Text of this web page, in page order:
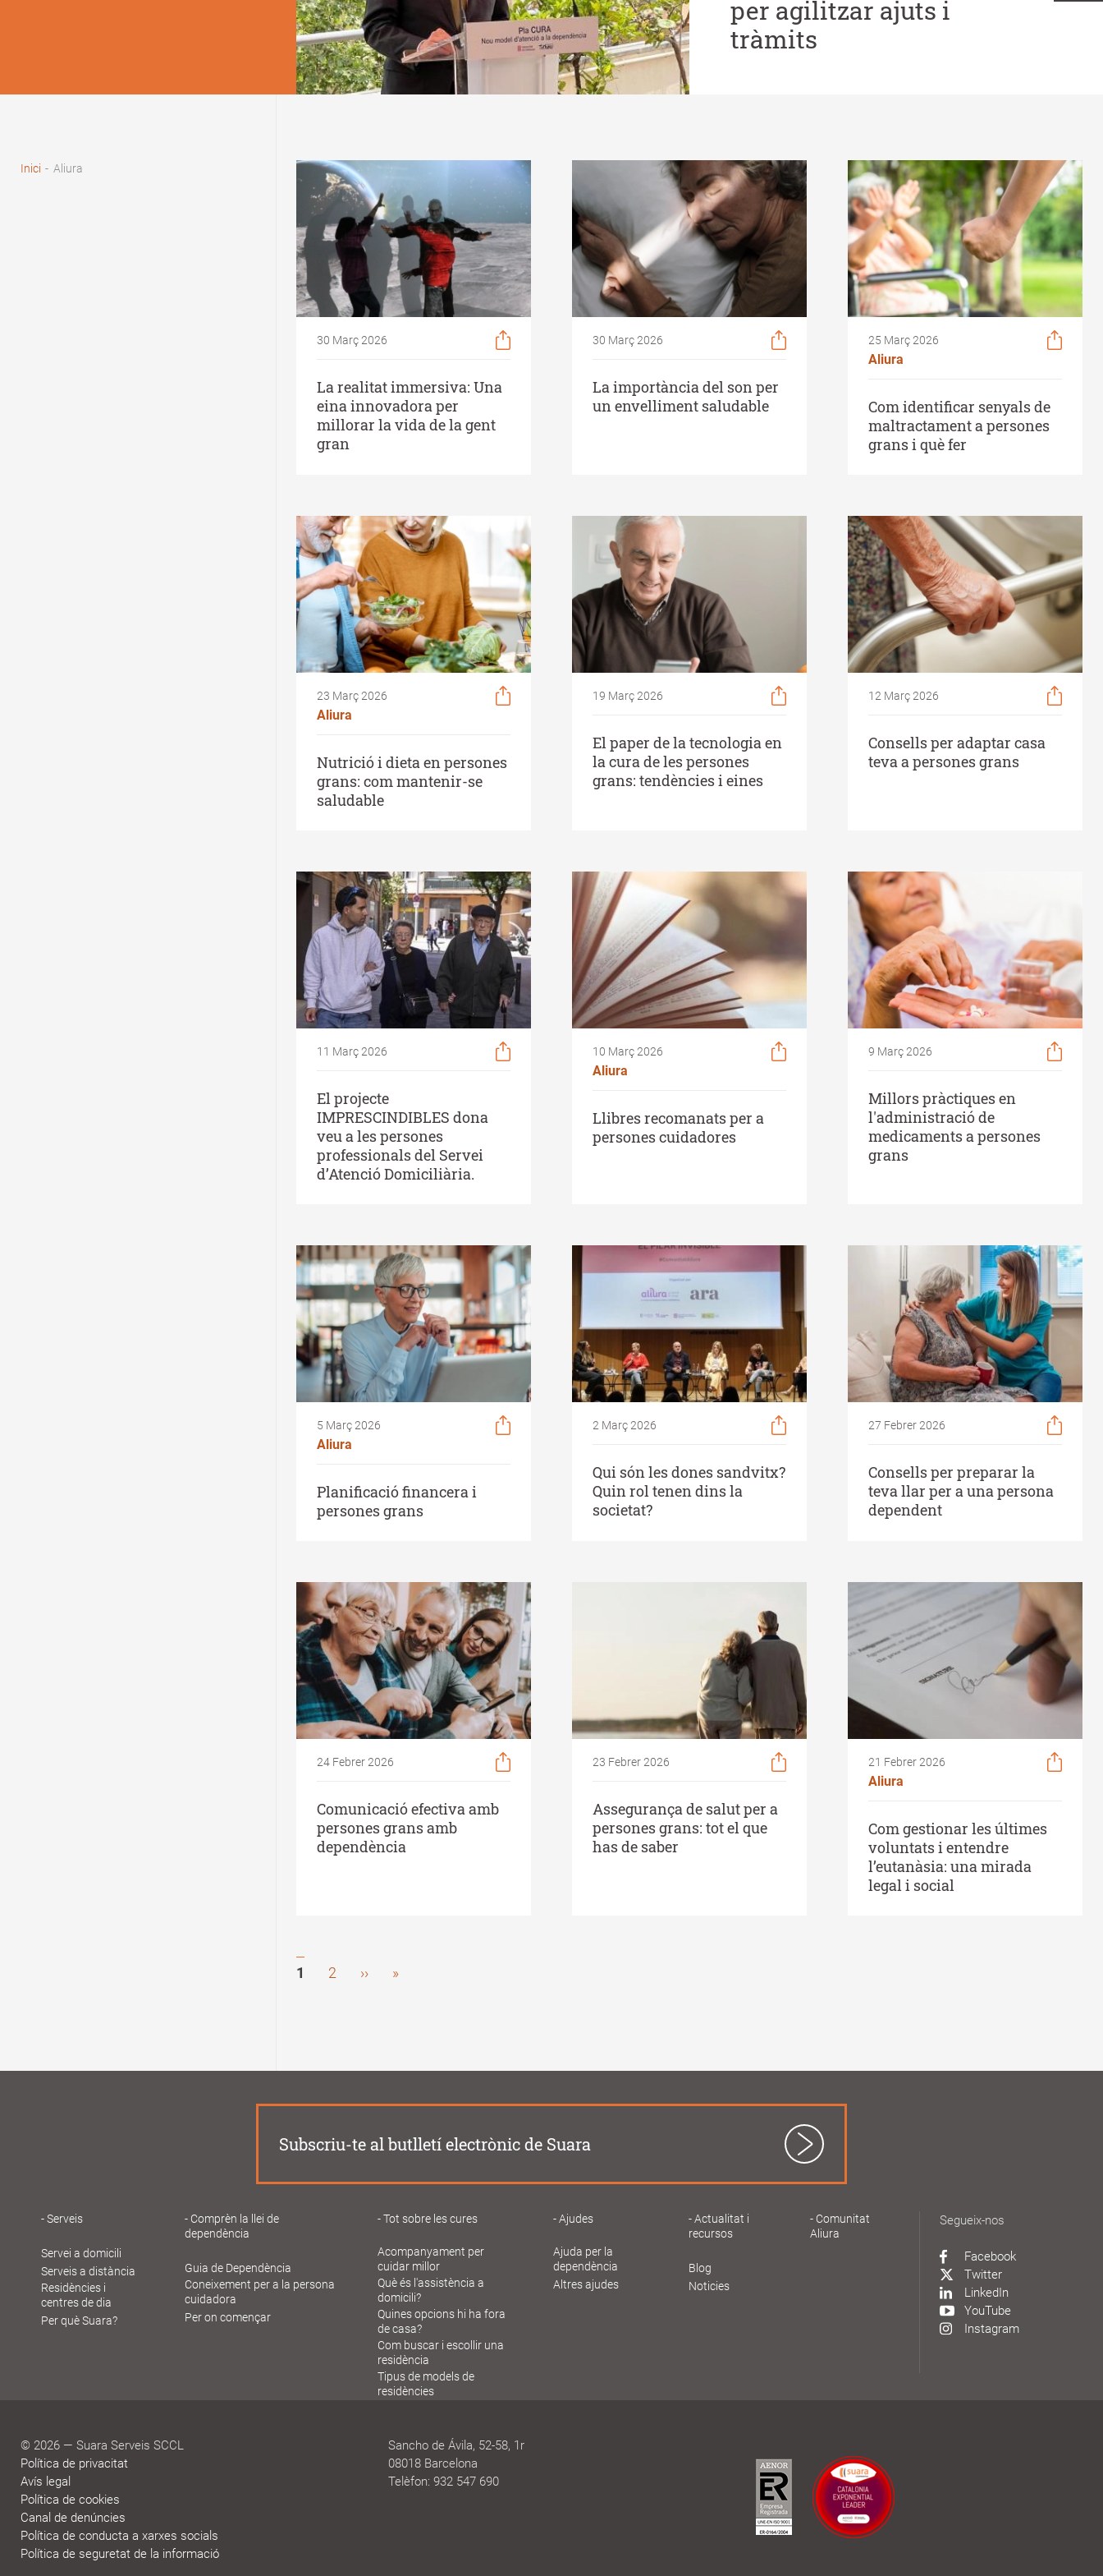
per agilitzar ajuts i
tràmits
Inici - Aliura
30 Març 2026
La realitat immersiva: Una
eina innovadora per
millorar la vida de la gent
gran
30 Març 2026
La importància del son per
un envelliment saludable
25 Març 2026
Aliura
Com identificar senyals de
maltractament a persones
grans i què fer
23 Març 2026
Aliura
Nutrició i dieta en persones
grans: com mantenir-se
saludable
19 Març 2026
El paper de la tecnologia en
la cura de les persones
grans: tendències i eines
12 Març 2026
Consells per adaptar casa
teva a persones grans
11 Març 2026
El projecte
IMPRESCINDIBLES dona
veu a les persones
professionals del Servei
d’Atenció Domiciliària.
10 Març 2026
Aliura
Llibres recomanats per a
persones cuidadores
9 Març 2026
Millors pràctiques en
l'administració de
medicaments a persones
grans
5 Març 2026
Aliura
Planificació financera i
persones grans
2 Març 2026
Qui són les dones sandvitx?
Quin rol tenen dins la
societat?
27 Febrer 2026
Consells per preparar la
teva llar per a una persona
dependent
24 Febrer 2026
Comunicació efectiva amb
persones grans amb
dependència
23 Febrer 2026
Assegurança de salut per a
persones grans: tot el que
has de saber
21 Febrer 2026
Aliura
Com gestionar les últimes
voluntats i entendre
l’eutanàsia: una mirada
legal i social
Pagination
Pàgina
1 Page
2
Next
››
Last
»
Subscriu-te al butlletí electrònic de Suara
principal
Gent
Gran
Serveis
Servei a domicili
Serveis a distància
Residències i
centres de dia
Per què Suara?
Comprèn la llei de
dependència
Guia de Dependència
Coneixement per a la persona
cuidadora
Per on començar
Tot sobre les cures
Acompanyament per
cuidar millor
Què és l'assistència a
domicili?
Quines opcions hi ha fora
de casa?
Com buscar i escollir una
residència
Tipus de models de
residències
Ajudes
Ajuda per la
dependència
Altres ajudes
Actualitat i
recursos
Blog
Noticies
Comunitat
Aliura
Segueix-nos
Facebook
Twitter
LinkedIn
YouTube
Instagram
© 2026 — Suara Serveis SCCL
Política de privacitat
Avís legal
Política de cookies
Canal de denúncies
Política de conducta a xarxes socials
Política de seguretat de la informació
Sancho de Ávila, 52-58, 1r
08018 Barcelona
Telèfon: 932 547 690